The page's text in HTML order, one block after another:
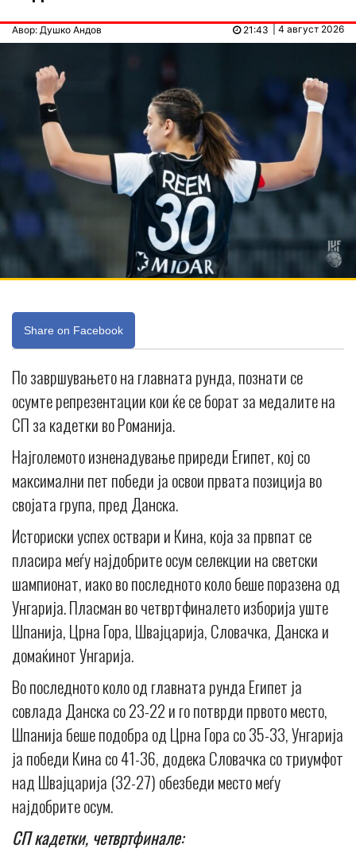
Авор: Душко Андов | 4 август 2026
21:43
Share on Facebook
По завршувањето на главната рунда, познати се
осумте репрезентации кои ќе се борат за медалите на
СП за кадетки во Романија.
Најголемото изненадување приреди Египет, кој со
максимални пет победи ја освои првата позиција во
својата група, пред Данска.
Историски успех оствари и Кина, која за првпат се
пласира меѓу најдобрите осум селекции на светски
шампионат, иако во последното коло беше поразена од
Унгарија. Пласман во четвртфиналето изборија уште
Шпанија, Црна Гора, Швајцарија, Словачка, Данска и
домаќинот Унгарија.
Во последното коло од главната рунда Египет ја
совлада Данска со 23-22 и го потврди првото место,
Шпанија беше подобра од Црна Гора со 35-33, Унгарија
ја победи Кина со 41-36, додека Словачка со триумфот
над Швајцарија (32-27) обезбеди место меѓу
најдобрите осум.
СП кадетки, четвртфинале: